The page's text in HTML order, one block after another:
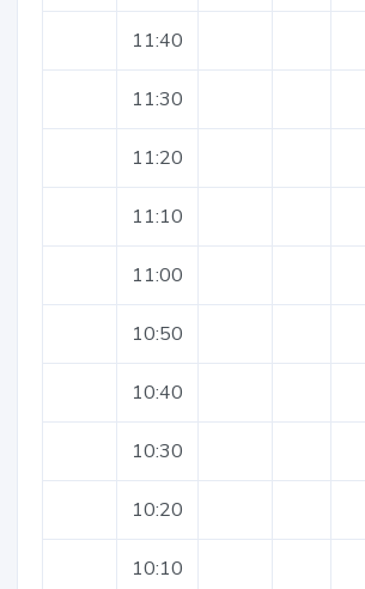
11:40
11:30
11:20
11:10
11:00
10:50
10:40
10:30
10:20
10:10